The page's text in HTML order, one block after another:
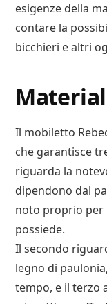
esigenze della
contare la
bicchieri e altri
Il mobiletto
che garantisce
riguarda la
dipendono dal
noto proprio per
possiede.
Il secondo
legno di
tempo, e il terzo